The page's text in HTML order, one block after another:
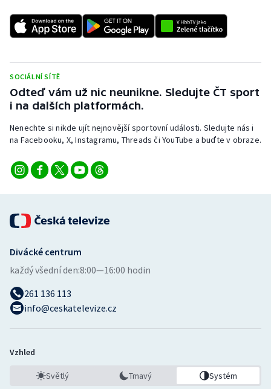
SOCIÁLNÍ SÍTĚ
Odteď vám už nic neunikne. Sledujte ČT sport
i na dalších platformách.
Nenechte si nikde ujít nejnovější sportovní události. Sledujte nás i
na Facebooku, X, Instagramu, Threads či YouTube a buďte v obraze.
Divácké centrum
každý všední den:8:00—16:00 hodin
261 136 113
info@ceskatelevize.cz
Vzhled
Světlý Tmavý Systém